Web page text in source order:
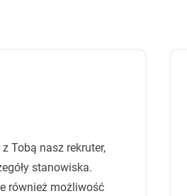
Tobą nasz rekruter,
stanowiska.
również możliwość